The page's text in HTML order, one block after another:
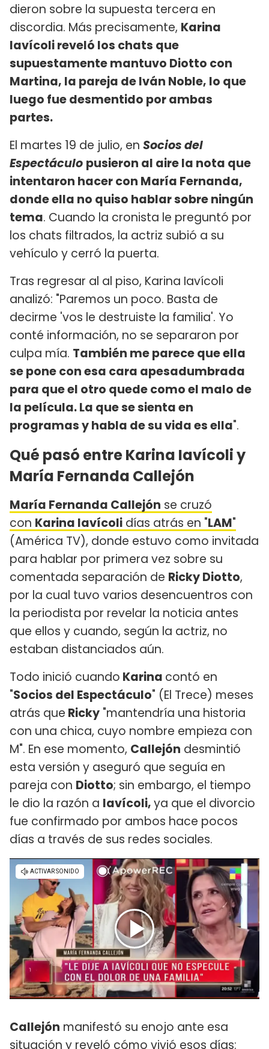
dieron sobre la supuesta tercera en
discordia. Más precisamente, Karina
Iavícoli reveló los chats que
supuestamente mantuvo Diotto con
Martina, la pareja de Iván Noble, lo que
luego fue desmentido por ambas
partes.
El martes 19 de julio, en Socios del
Espectáculo pusieron al aire la nota que
intentaron hacer con María Fernanda,
donde ella no quiso hablar sobre ningún
tema. Cuando la cronista le preguntó por
los chats filtrados, la actriz subió a su
vehículo y cerró la puerta.
Tras regresar al al piso, Karina Iavícoli
analizó: "Paremos un poco. Basta de
decirme 'vos le destruiste la familia'. Yo
conté información, no se separaron por
culpa mía. También me parece que ella
se pone con esa cara apesadumbrada
para que el otro quede como el malo de
la película. La que se sienta en
programas y habla de su vida es ella".
Qué pasó entre Karina Iavícoli y
María Fernanda Callejón
María Fernanda Callejón se cruzó
con Karina Iavícoli días atrás en "LAM"
(América TV), donde estuvo como invitada
para hablar por primera vez sobre su
comentada separación de Ricky Diotto,
por la cual tuvo varios desencuentros con
la periodista por revelar la noticia antes
que ellos y cuando, según la actriz, no
estaban distanciados aún.
Todo inició cuando Karina contó en
"Socios del Espectáculo" (El Trece) meses
atrás que Ricky "mantendría una historia
con una chica, cuyo nombre empieza con
M". En ese momento, Callejón desmintió
esta versión y aseguró que seguía en
pareja con Diotto; sin embargo, el tiempo
le dio la razón a Iavícoli,ya que el divorcio
fue confirmado por ambos hace pocos
días a través de sus redes sociales.
Callejón manifestó su enojo ante esa
situación y reveló cómo vivió esos días: